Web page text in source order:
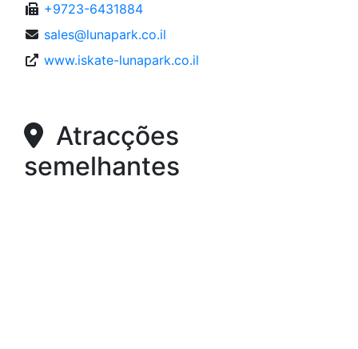
+9723-6431884
sales@lunapark.co.il
www.iskate-lunapark.co.il
Atracções
semelhantes